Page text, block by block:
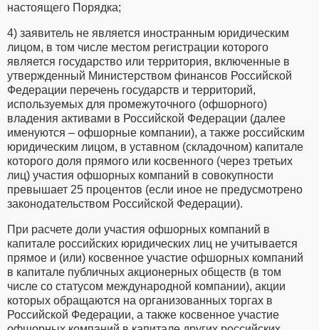
настоящего Порядка;
4) заявитель не является иностранным юридическим
лицом, в том числе местом регистрации которого
является государство или территория, включенные в
утвержденный Министерством финансов Российской
Федерации перечень государств и территорий,
используемых для промежуточного (офшорного)
владения активами в Российской Федерации (далее
именуются – офшорные компании), а также российским
юридическим лицом, в уставном (складочном) капитале
которого доля прямого или косвенного (через третьих
лиц) участия офшорных компаний в совокупности
превышает 25 процентов (если иное не предусмотрено
законодательством Российской Федерации).
При расчете доли участия офшорных компаний в
капитале российских юридических лиц не учитывается
прямое и (или) косвенное участие офшорных компаний
в капитале публичных акционерных обществ (в том
числе со статусом международной компании), акции
которых обращаются на организованных торгах в
Российской Федерации, а также косвенное участие